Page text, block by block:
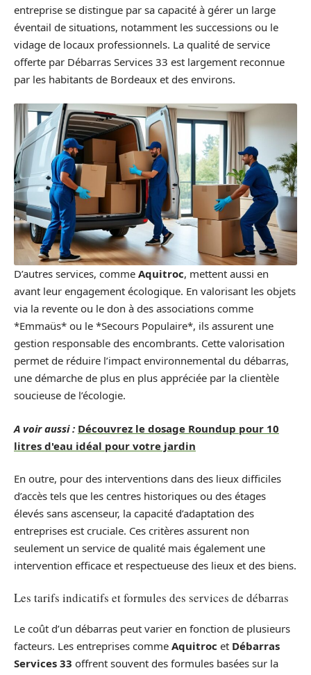
entreprise se distingue par sa capacité à gérer un large
éventail de situations, notamment les successions ou le
vidage de locaux professionnels. La qualité de service
offerte par Débarras Services 33 est largement reconnue
par les habitants de Bordeaux et des environs.
D’autres services, comme Aquitroc, mettent aussi en
avant leur engagement écologique. En valorisant les objets
via la revente ou le don à des associations comme
*Emmaüs* ou le *Secours Populaire*, ils assurent une
gestion responsable des encombrants. Cette valorisation
permet de réduire l’impact environnemental du débarras,
une démarche de plus en plus appréciée par la clientèle
soucieuse de l’écologie.
A voir aussi : Découvrez le dosage Roundup pour 10
litres d'eau idéal pour votre jardin
En outre, pour des interventions dans des lieux difficiles
d’accès tels que les centres historiques ou des étages
élevés sans ascenseur, la capacité d’adaptation des
entreprises est cruciale. Ces critères assurent non
seulement un service de qualité mais également une
intervention efficace et respectueuse des lieux et des biens.
Les tarifs indicatifs et formules des services de débarras
Le coût d’un débarras peut varier en fonction de plusieurs
facteurs. Les entreprises comme Aquitroc et Débarras
Services 33 offrent souvent des formules basées sur la